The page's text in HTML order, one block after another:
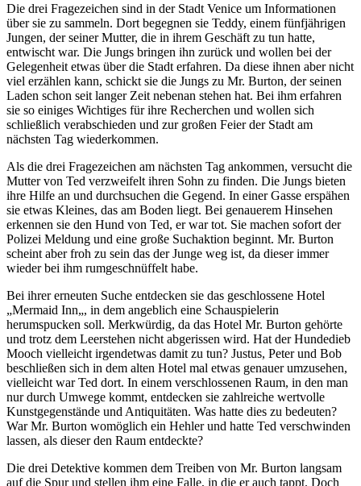
Die drei Fragezeichen sind in der Stadt Venice um Informationen
über sie zu sammeln. Dort begegnen sie Teddy, einem fünfjährigen
Jungen, der seiner Mutter, die in ihrem Geschäft zu tun hatte,
entwischt war. Die Jungs bringen ihn zurück und wollen bei der
Gelegenheit etwas über die Stadt erfahren. Da diese ihnen aber nicht
viel erzählen kann, schickt sie die Jungs zu Mr. Burton, der seinen
Laden schon seit langer Zeit nebenan stehen hat. Bei ihm erfahren
sie so einiges Wichtiges für ihre Recherchen und wollen sich
schließlich verabschieden und zur großen Feier der Stadt am
nächsten Tag wiederkommen.
Als die drei Fragezeichen am nächsten Tag ankommen, versucht die
Mutter von Ted verzweifelt ihren Sohn zu finden. Die Jungs bieten
ihre Hilfe an und durchsuchen die Gegend. In einer Gasse erspähen
sie etwas Kleines, das am Boden liegt. Bei genauerem Hinsehen
erkennen sie den Hund von Ted, er war tot. Sie machen sofort der
Polizei Meldung und eine große Suchaktion beginnt. Mr. Burton
scheint aber froh zu sein das der Junge weg ist, da dieser immer
wieder bei ihm rumgeschnüffelt habe.
Bei ihrer erneuten Suche entdecken sie das geschlossene Hotel
„Mermaid Inn„, in dem angeblich eine Schauspielerin
herumspucken soll. Merkwürdig, da das Hotel Mr. Burton gehörte
und trotz dem Leerstehen nicht abgerissen wird. Hat der Hundedieb
Mooch vielleicht irgendetwas damit zu tun? Justus, Peter und Bob
beschließen sich in dem alten Hotel mal etwas genauer umzusehen,
vielleicht war Ted dort. In einem verschlossenen Raum, in den man
nur durch Umwege kommt, entdecken sie zahlreiche wertvolle
Kunstgegenstände und Antiquitäten. Was hatte dies zu bedeuten?
War Mr. Burton womöglich ein Hehler und hatte Ted verschwinden
lassen, als dieser den Raum entdeckte?
Die drei Detektive kommen dem Treiben von Mr. Burton langsam
auf die Spur und stellen ihm eine Falle, in die er auch tappt. Doch